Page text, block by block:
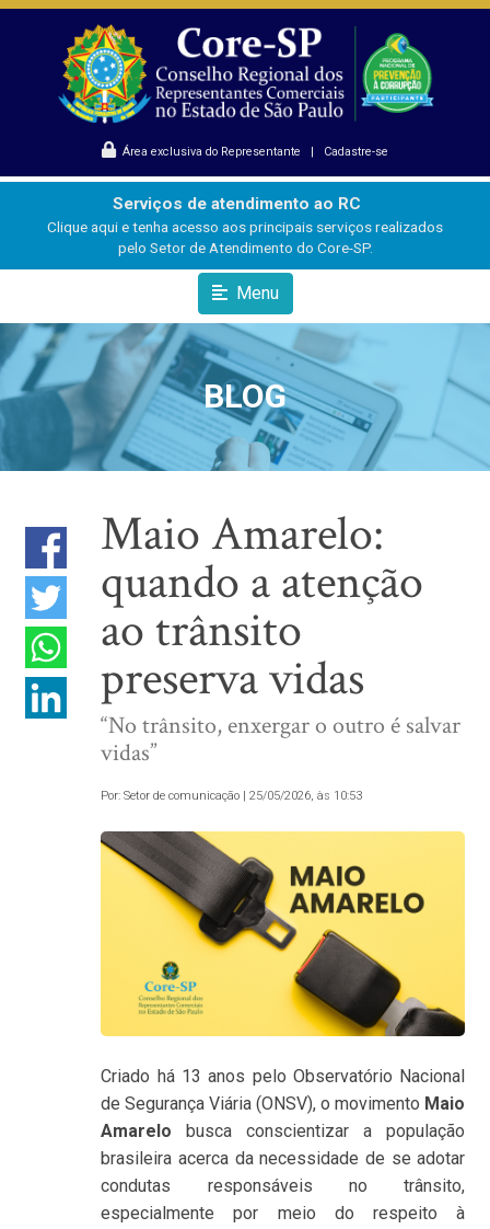
Área exclusiva do Representante | Cadastre-se
Serviços de atendimento ao RC
Clique aqui e tenha acesso aos principais serviços realizados
pelo Setor de Atendimento do Core-SP.
Menu
BLOG
Maio Amarelo:
quando a atenção
ao trânsito
preserva vidas
“No trânsito, enxergar o outro é salvar
vidas”
Por: Setor de comunicação | 25/05/2026, às 10:53
Criado há 13 anos pelo Observatório Nacional
de Segurança Viária (ONSV), o movimento Maio
Amarelo busca conscientizar a população
brasileira acerca da necessidade de se adotar
condutas responsáveis no trânsito,
especialmente por meio do respeito à